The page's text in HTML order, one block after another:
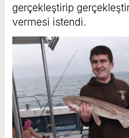
gerçekleştirip
vermesi istendi.